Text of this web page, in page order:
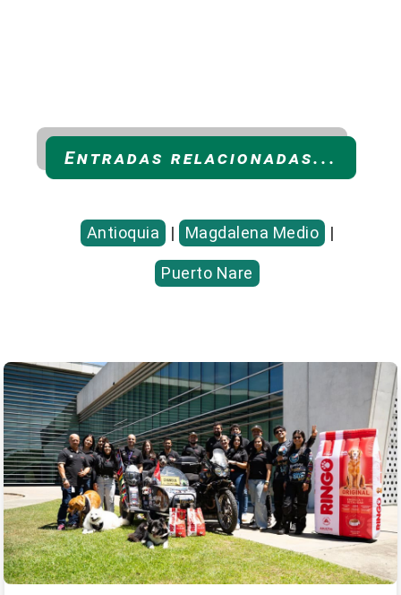
Entradas relacionadas...
Antioquia | Magdalena Medio |
Puerto Nare